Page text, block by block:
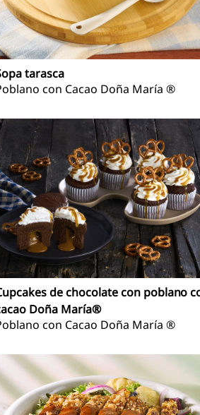
tarasca
con Cacao Doña María ®
de chocolate con poblano
Doña María®
con Cacao Doña María ®